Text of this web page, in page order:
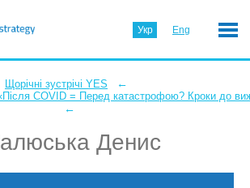
Укр Eng
Щорічні зустрічі YES ←
COVID = Перед катастрофою? Кроки до
←
Денис